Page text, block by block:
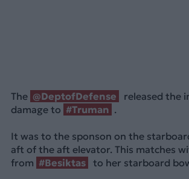
The @DeptofDefense
released the
damage to #Truman .
It was to the sponson on the
aft of the aft elevator. This matches
from #Besiktas to her starboard